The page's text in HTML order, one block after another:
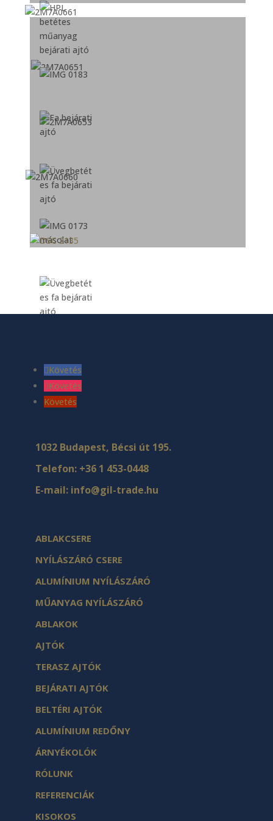
Követés
Követés
Követés
1032 Budapest, Bécsi út 195.
Telefon: +36 1 453-0448
E-mail: info@gil-trade.hu
ABLAKCSERE
NYÍLÁSZÁRÓ CSERE
ALUMÍNIUM NYÍLÁSZÁRÓ
MŰANYAG NYÍLÁSZÁRÓ
ABLAKOK
AJTÓK
TERASZ AJTÓK
BEJÁRATI AJTÓK
BELTÉRI AJTÓK
ALUMÍNIUM REDŐNY
ÁRNYÉKOLÓK
RÓLUNK
REFERENCIÁK
KISOKOS